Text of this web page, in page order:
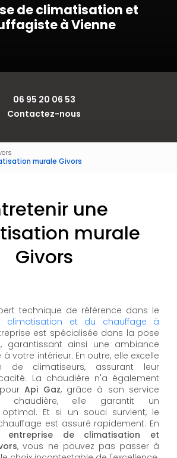
de climatisation et
à Vienne
06 95 20 06 53
Contactez-nous
murale Givors
une
murale
Givors
technique de référence dans le
climatisation et du chauffage à
est spécialisée dans la pose
garantissant ainsi une ambiance
votre intérieur. En outre, elle excelle
de climatiseurs, assurant leur
La chaudière n'a également
Api Gaz, grâce à son service
chaudière, elle garantit un
Et si un souci survient, le
est assuré rapidement. En
entreprise de climatisation et
, vous ne pouvez pas passer à